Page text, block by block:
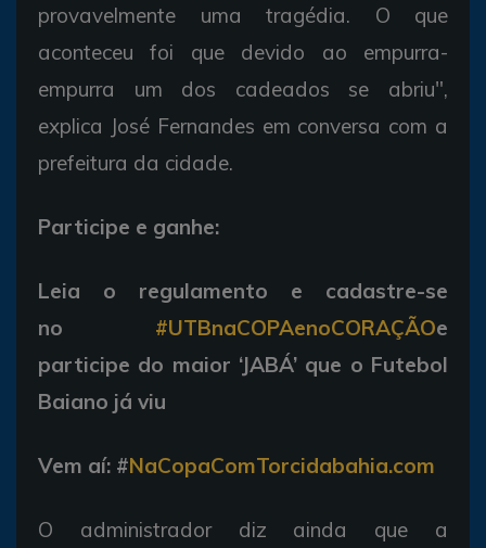
provavelmente uma tragédia. O que
aconteceu foi que devido ao empurra-
empurra um dos cadeados se abriu",
explica José Fernandes em conversa com a
prefeitura da cidade.
Participe e ganhe:
Leia o regulamento e cadastre-se
no #UTBnaCOPAenoCORAÇÃOe
participe do maior ‘JABÁ’ que o Futebol
Baiano já viu
Vem aí: #NaCopaComTorcidabahia.com
O administrador diz ainda que a